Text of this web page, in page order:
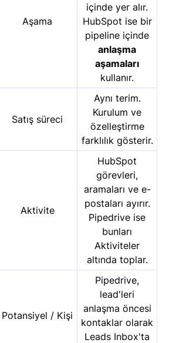
Aşama
içinde yer alır.
HubSpot ise bir
pipeline içinde
anlaşma
aşamaları
kullanır.
Satış süreci
Aynı terim.
Kurulum ve
özelleştirme
farklılık gösterir.
Aktivite
HubSpot
görevleri,
aramaları ve e-
postaları ayırır.
Pipedrive ise
bunları
Aktiviteler
altında toplar.
Potansiyel / Kişi
Pipedrive,
lead'leri
anlaşma öncesi
kontaklar olarak
Leads Inbox'ta